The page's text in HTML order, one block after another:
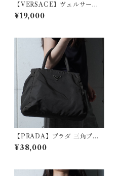
【VERSACE】ヴェルサーチ
エンボスメドゥーサレザース
カート black
¥19,000
【PRADA】プラダ 三角プレ
ートロゴナイロンハンドバッ
グ khaki
¥38,000